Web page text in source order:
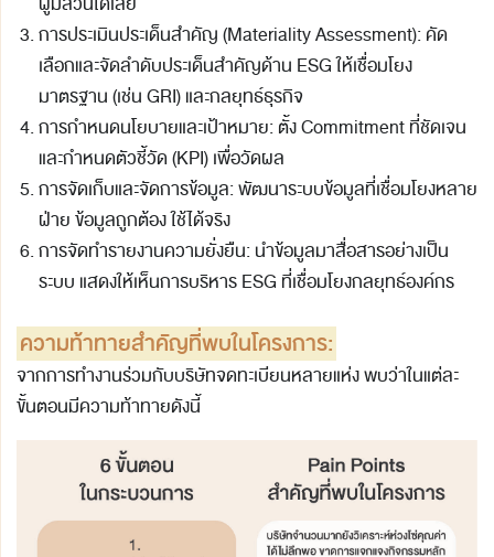
การประเมินประเด็นสำคัญ (Materiality Assessment): คัด
เลือกและจัดลำดับประเด็นสำคัญด้าน ESG ให้เชื่อมโยง
มาตรฐาน (เช่น GRI) และกลยุทธ์ธุรกิจ
การกำหนดนโยบายและเป้าหมาย: ตั้ง Commitment ที่ชัดเจน
และกำหนดตัวชี้วัด (KPI) เพื่อวัดผล
การจัดเก็บและจัดการข้อมูล: พัฒนาระบบข้อมูลที่เชื่อมโยงหลาย
ฝ่าย ข้อมูลถูกต้อง ใช้ได้จริง
การจัดทำรายงานความยั่งยืน: นำข้อมูลมาสื่อสารอย่างเป็น
ระบบ แสดงให้เห็นการบริหาร ESG ที่เชื่อมโยงกลยุทธ์องค์กร
ความท้าทายสำคัญที่พบในโครงการ:
จากการทำงานร่วมกับบริษัทจดทะเบียนหลายแห่ง พบว่าในแต่ละ
ขั้นตอนมีความท้าทายดังนี้